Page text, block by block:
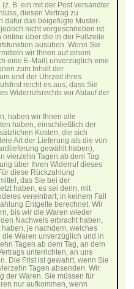
B. ein mit der Post versandter
diesen Vertrag zu
dafür das beigefügte Muster-
nicht vorgeschrieben ist.
online über die in der Fußzeile
ausüben. Wenn Sie
wir Ihnen auf einem
eine E-Mail) unverzüglich eine
zum Inhalt der
und der Uhrzeit ihres
reicht es aus, dass Sie
Widerrufsrechts vor Ablauf der
haben wir Ihnen alle
haben, einschließlich der
Kosten, die sich
Art der Lieferung als die von
gewählt haben),
vierzehn Tagen ab dem Tag
über Ihren Widerruf dieses
diese Rückzahlung
das Sie bei der
haben, es sei denn, mit
vereinbart; in keinem Fall
Entgelte berechnet. Wir
bis wir die Waren wieder
Nachweis erbracht haben,
je nachdem, welches
Waren unverzüglich und in
Tagen ab dem Tag, an dem
unterrichten, an uns
Die Frist ist gewahrt, wenn Sie
Tagen absenden. Wir
der Waren. Sie müssen für
nur aufkommen, wenn